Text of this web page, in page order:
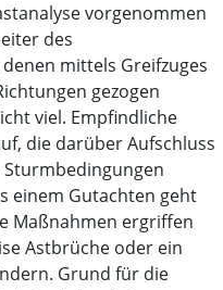
vorgenommen
des
mittels Greifzuges
gezogen
viel. Empfindliche
die darüber Aufschluss
einem Gutachten geht
Maßnahmen ergriffen
Astbrüche oder ein
Grund für die